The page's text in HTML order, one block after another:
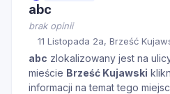
abc
brak opinii
11 Listopada 2a, Brześć
abc zlokalizowany jest na
mieście Brześć Kujawski
informacji na temat tego